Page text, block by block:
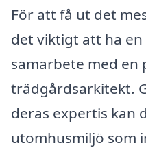
För att få ut det
det viktigt att ha en
samarbete med en
trädgårdsarkitekt.
deras expertis kan
utomhusmiljö som